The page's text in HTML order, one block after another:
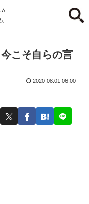
こそ自らの言
2020.08.01 06:00